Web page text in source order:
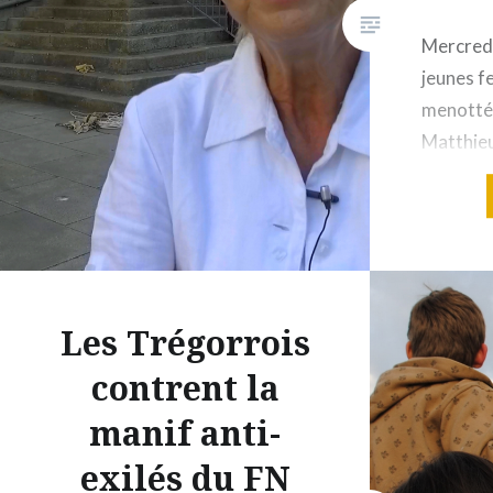
jeunes
« ni Le
l’entre-
tribunal,
Les Trégorrois
contrent la
manif anti-
exilés du FN